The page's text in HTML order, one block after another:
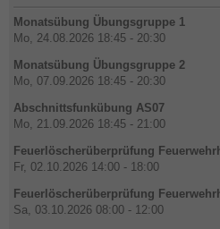
Monatsübung Übungsgruppe 1
Mo, 24.08.2026 18:45 - 20:30
Monatsübung Übungsgruppe 2
Mo, 07.09.2026 18:45 - 20:30
Abschnittsfunkübung AS07
Mo, 21.09.2026 18:45 - 21:00
Feuerlöscherüberprüfung
Fr, 02.10.2026 14:00 - 18:00
Feuerlöscherüberprüfung
Sa, 03.10.2026 08:00 - 12:00